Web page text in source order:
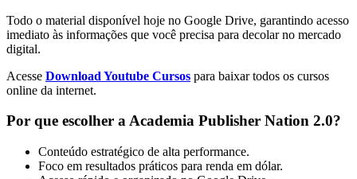
Todo o material disponível hoje no Google Drive, garantindo acesso
imediato às informações que você precisa para decolar no mercado
digital.
Acesse Download Youtube Cursos para baixar todos os cursos
online da internet.
Por que escolher a Academia Publisher Nation 2.0?
Conteúdo estratégico de alta performance.
Foco em resultados práticos para renda em dólar.